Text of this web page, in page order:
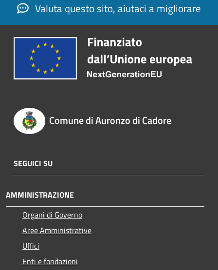
Valuta questo sito, aiutaci a migliorare
Comune di Auronzo di Cadore
SEGUICI SU
AMMINISTRAZIONE
Organi di Governo
Aree Amministrative
Uffici
Enti e fondazioni